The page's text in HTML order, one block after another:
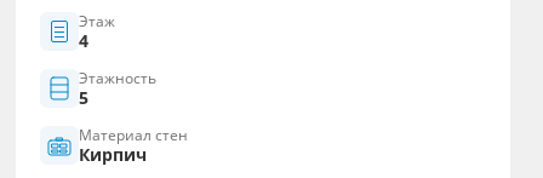
Этаж
4
Этажность
5
Материал стен
Кирпич